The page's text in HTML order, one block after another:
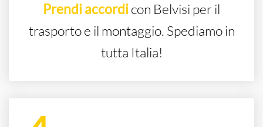
Prendi accordicon Belvisi per il
trasporto e il montaggio. Spediamo in
tutta Italia!